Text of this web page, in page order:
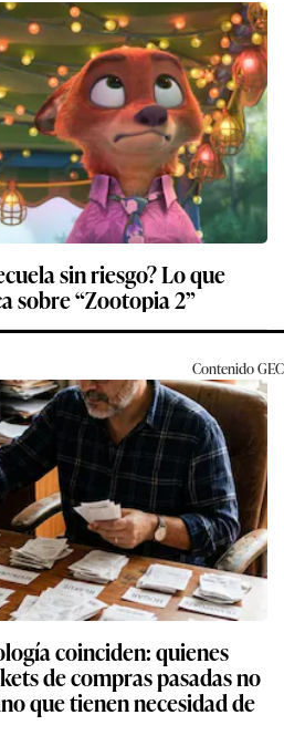
sin riesgo? Lo que
sobre “Zootopia 2”
ContenidoGEC
coinciden: quienes
de compras pasadas no
que tienen necesidad de